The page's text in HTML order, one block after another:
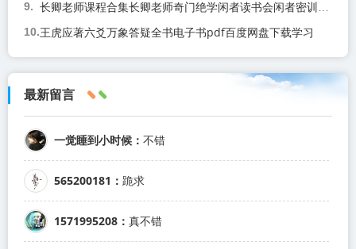
长卿老师课程合集长卿老师奇门绝学闲者读书会闲者密训视频课程百度网盘下载学习
王虎应著六爻万象答疑全书电子书pdf百度网盘下载学习
最新留言
一觉睡到小时候： 不错
565200181： 跪求
1571995208： 真不错